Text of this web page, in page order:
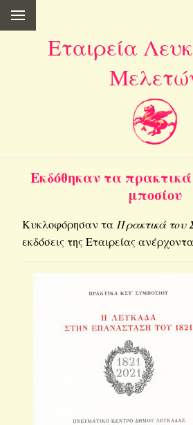
Εταιρεία
Εκ­δό­θη­καν τα
μπο­σί­ου
Κυ­κλο­φό­ρη­σαν τα Πρα­κτι­κά του
εκ­δό­σεις της Εται­ρεί­ας